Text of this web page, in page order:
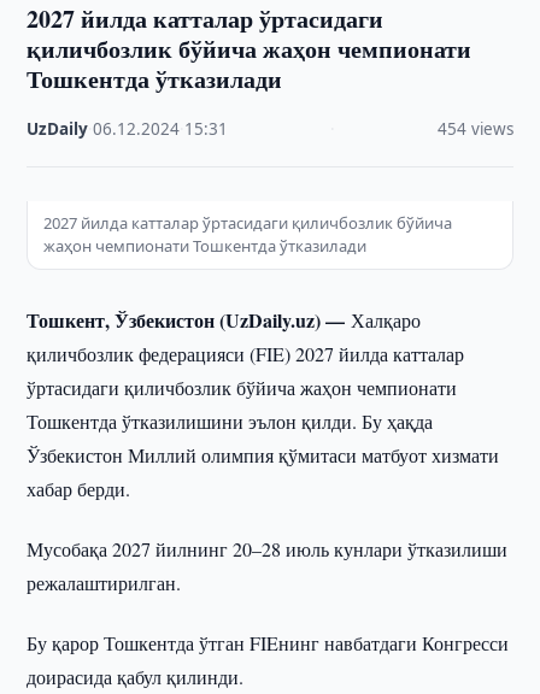
2027 йилда катталар ўртасидаги
қиличбозлик бўйича жаҳон чемпионати
Тошкентда ўтказилади
UzDaily ·06.12.2024 15:31 454 views
2027 йилда катталар ўртасидаги қиличбозлик бўйича
жаҳон чемпионати Тошкентда ўтказилади
Тошкент, Ўзбекистон (UzDaily.uz) — Халқаро
қиличбозлик федерацияси (FIE) 2027 йилда катталар
ўртасидаги қиличбозлик бўйича жаҳон чемпионати
Тошкентда ўтказилишини эълон қилди. Бу ҳақда
Ўзбекистон Миллий олимпия қўмитаси матбуот хизмати
хабар берди.
Мусобақа 2027 йилнинг 20–28 июль кунлари ўтказилиши
режалаштирилган.
Бу қарор Тошкентда ўтган FIEнинг навбатдаги Конгресси
доирасида қабул қилинди.